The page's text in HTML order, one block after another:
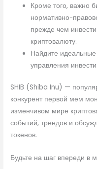
Кроме того, важно
нормативно-
прежде чем
криптовалюту.
Найдите идеальные
управления
SHIB (Shiba Inu) —
конкурент первой мем
изменчивом мире
событий, трендов и
токенов.
Будьте на шаг впереди в